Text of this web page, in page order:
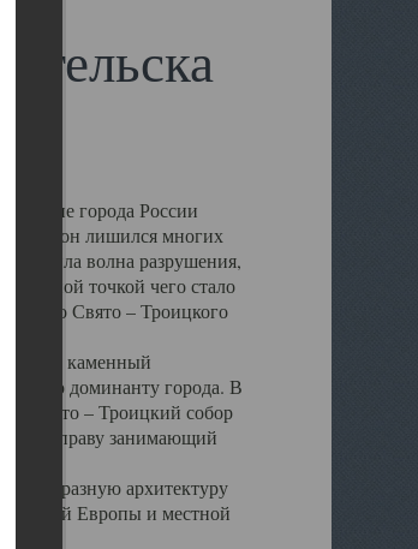
города России
он лишился многих
ударила волна разрушения,
точкой чего стало
Свято – Троицкого
каменный
доминанту города. В
Свято – Троицкий собор
по праву занимающий
архитектуру
Европы и местной